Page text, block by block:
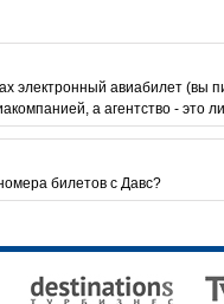
электронный авиабилет (вы
а агентство - это
билетов с Давс?